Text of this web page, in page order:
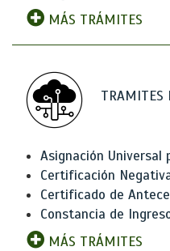
MÁS TRÁMITES
TRAMITES
Asignación Universal
Certificación
Certificado de
Constancia de
MÁS TRÁMITES